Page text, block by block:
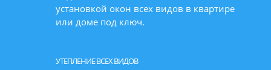
установкой окон всех видов в квартире
или доме под ключ.
УТЕПЛЕНИЕ ВСЕХ ВИДОВ